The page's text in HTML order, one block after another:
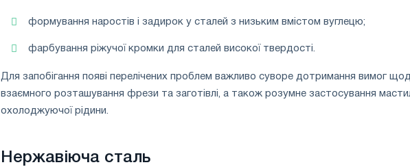
формування наростів і задирок у сталей з низьким вмістом вуглецю;
фарбування ріжучої кромки для сталей високої твердості.
Для запобігання появі перелічених проблем важливо суворе дотримання вимог
взаємного розташування фрези та заготівлі, а також розумне застосування
охолоджуючої рідини.
Нержавіюча сталь